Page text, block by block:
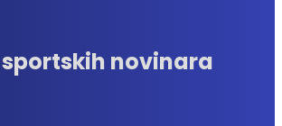
novinara